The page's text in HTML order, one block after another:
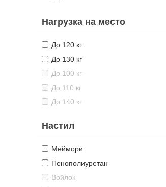
Нагрузка на место
До 120 кг
До 130 кг
До 100 кг
До 110 кг
До 140 кг
Настил
Меймори
Пенополиуретан
Войлок